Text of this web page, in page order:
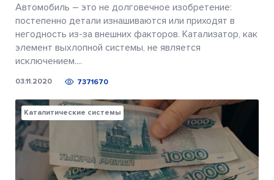
Автомобиль – это не долговечное изобретение:
постепенно детали изнашиваются или приходят в
негодность из-за внешних факторов. Катализатор, как
элемент выхлопной системы, не является
исключением....
03.11.2020 7371670
Каталитические системы